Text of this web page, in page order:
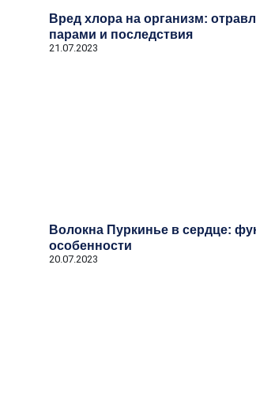
Вред хлора на организм:
парами и последствия
21.07.2023
Волокна Пуркинье в сердце:
особенности
20.07.2023